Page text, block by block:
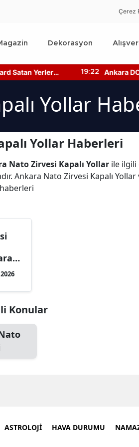
Çerez
Dekorasyon
Satan Yerler
19:22
Ankara
Nerede?
Yollar
Yollar Haberleri
Nato Zirvesi Kapalı Yollar ile ilgili
Ankara Nato Zirvesi Kapalı
Konular
ASTROLOJİ HAVA DURUMU